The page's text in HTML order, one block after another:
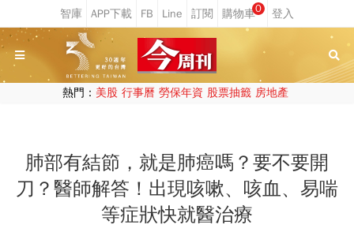
0
熱門： 美股 行事曆 勞保年資 股票抽籤 房地產
肺部有結節，就是肺癌嗎？要不要開
刀？醫師解答！出現咳嗽、咳血、易喘
等症狀快就醫治療